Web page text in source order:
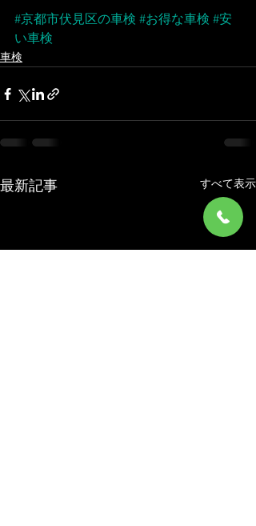
#京都市伏見区の車検 #お得な車検 #安
い車検
車検
最新記事 すべて表示